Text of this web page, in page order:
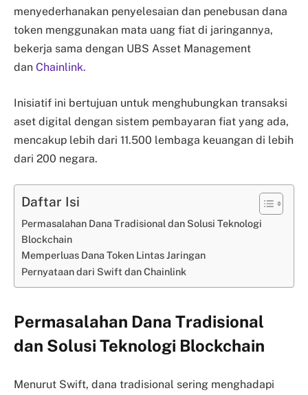
menyederhanakan penyelesaian dan penebusan dana
token menggunakan mata uang fiat di jaringannya,
bekerja sama dengan UBS Asset Management
dan Chainlink.
Inisiatif ini bertujuan untuk menghubungkan transaksi
aset digital dengan sistem pembayaran fiat yang ada,
mencakup lebih dari 11.500 lembaga keuangan di lebih
dari 200 negara.
Daftar Isi
Permasalahan Dana Tradisional dan Solusi Teknologi
Blockchain
Memperluas Dana Token Lintas Jaringan
Pernyataan dari Swift dan Chainlink
Permasalahan Dana Tradisional
dan Solusi Teknologi Blockchain
Menurut Swift, dana tradisional sering menghadapi